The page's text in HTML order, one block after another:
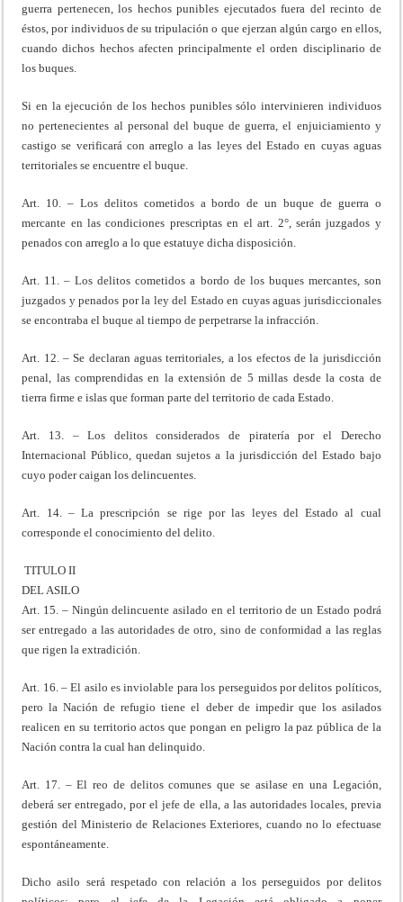
guerra pertenecen, los hechos punibles ejecutados fuera del recinto de
éstos, por individuos de su tripulación o que ejerzan algún cargo en ellos,
cuando dichos hechos afecten principalmente el orden disciplinario de
los buques.
Si en la ejecución de los hechos punibles sólo intervinieren individuos
no pertenecientes al personal del buque de guerra, el enjuiciamiento y
castigo se verificará con arreglo a las leyes del Estado en cuyas aguas
territoriales se encuentre el buque.
Art. 10. – Los delitos cometidos a bordo de un buque de guerra o
mercante en las condiciones prescriptas en el art. 2°, serán juzgados y
penados con arreglo a lo que estatuye dicha disposición.
Art. 11. – Los delitos cometidos a bordo de los buques mercantes, son
juzgados y penados por la ley del Estado en cuyas aguas jurisdiccionales
se encontraba el buque al tiempo de perpetrarse la infracción.
Art. 12. – Se declaran aguas territoriales, a los efectos de la jurisdicción
penal, las comprendidas en la extensión de 5 millas desde la costa de
tierra firme e islas que forman parte del territorio de cada Estado.
Art. 13. – Los delitos considerados de piratería por el Derecho
Internacional Público, quedan sujetos a la jurisdicción del Estado bajo
cuyo poder caigan los delincuentes.
Art. 14. – La prescripción se rige por las leyes del Estado al cual
corresponde el conocimiento del delito.
TITULO II
DEL ASILO
Art. 15. – Ningún delincuente asilado en el territorio de un Estado podrá
ser entregado a las autoridades de otro, sino de conformidad a las reglas
que rigen la extradición.
Art. 16. – El asilo es inviolable para los perseguidos por delitos políticos,
pero la Nación de refugio tiene el deber de impedir que los asilados
realicen en su territorio actos que pongan en peligro la paz pública de la
Nación contra la cual han delinquido.
Art. 17. – El reo de delitos comunes que se asilase en una Legación,
deberá ser entregado, por el jefe de ella, a las autoridades locales, previa
gestión del Ministerio de Relaciones Exteriores, cuando no lo efectuase
espontáneamente.
Dicho asilo será respetado con relación a los perseguidos por delitos